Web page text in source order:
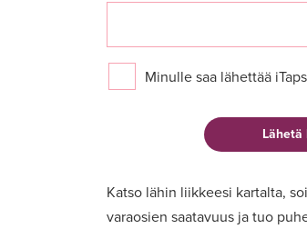
Minulle saa lähettää
Katso lähin liikkeesi kartalta,
varaosien saatavuus ja tuo